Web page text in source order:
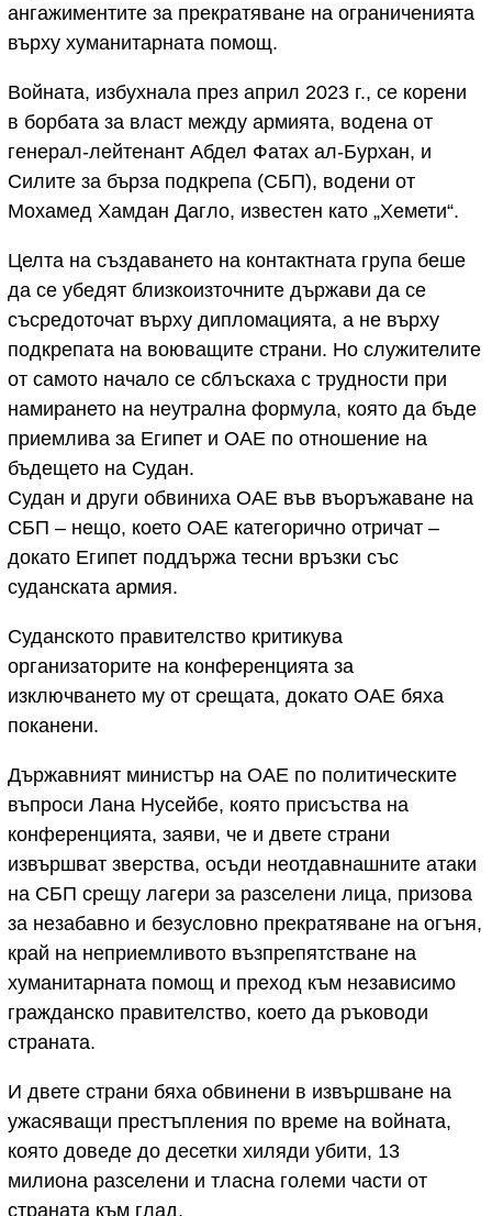
ангажиментите за прекратяване на ограниченията
върху хуманитарната помощ.
Войната, избухнала през април 2023 г., се корени
в борбата за власт между армията, водена от
генерал-лейтенант Абдел Фатах ал-Бурхан, и
Силите за бърза подкрепа (СБП), водени от
Мохамед Хамдан Дагло, известен като „Хемети“.
Целта на създаването на контактната група беше
да се убедят близкоизточните държави да се
съсредоточат върху дипломацията, а не върху
подкрепата на воюващите страни. Но служителите
от самото начало се сблъскаха с трудности при
намирането на неутрална формула, която да бъде
приемлива за Египет и ОАЕ по отношение на
бъдещето на Судан.
Судан и други обвиниха ОАЕ във въоръжаване на
СБП – нещо, което ОАЕ категорично отричат ​​–
докато Египет поддържа тесни връзки със
суданската армия.
Суданското правителство критикува
организаторите на конференцията за
изключването му от срещата, докато ОАЕ бяха
поканени.
Държавният министър на ОАЕ по политическите
въпроси Лана Нусейбе, която присъства на
конференцията, заяви, че и двете страни
извършват зверства, осъди неотдавнашните атаки
на СБП срещу лагери за разселени лица, призова
за незабавно и безусловно прекратяване на огъня,
край на неприемливото възпрепятстване на
хуманитарната помощ и преход към независимо
гражданско правителство, което да ръководи
страната.
И двете страни бяха обвинени в извършване на
ужасяващи престъпления по време на войната,
която доведе до десетки хиляди убити, 13
милиона разселени и тласна големи части от
страната към глад.